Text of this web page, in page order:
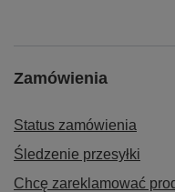
Zamówienia
Status zamówienia
Śledzenie przesyłki
Chcę zareklamować